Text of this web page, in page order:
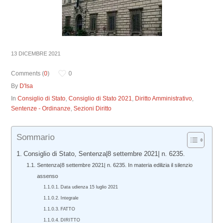
13 DICEMBRE 2021
Comments (0)
0
By D'Isa
InConsiglio di Stato,Consiglio di Stato 2021, Diritto Amministrativo,
Sentenze - Ordinanze,Sezioni Diritto
Sommario
Consiglio di Stato, Sentenza|8 settembre 2021| n. 6235.
Sentenza|8 settembre 2021| n. 6235. In materia edilizia il silenzio
assenso
Data udienza 15 luglio 2021
Integrale
FATTO
DIRITTO